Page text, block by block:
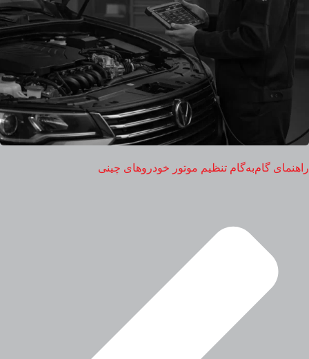
راهنمای گام‌به‌گام تنظیم موتور خودروهای چینی